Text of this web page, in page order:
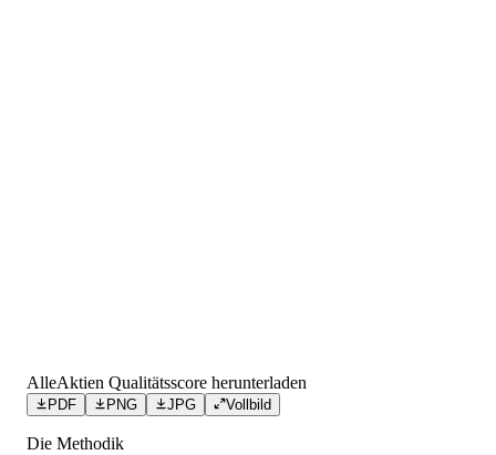
AlleAktien Qualitätsscore herunterladen
PDF PNG JPG Vollbild
Die Methodik